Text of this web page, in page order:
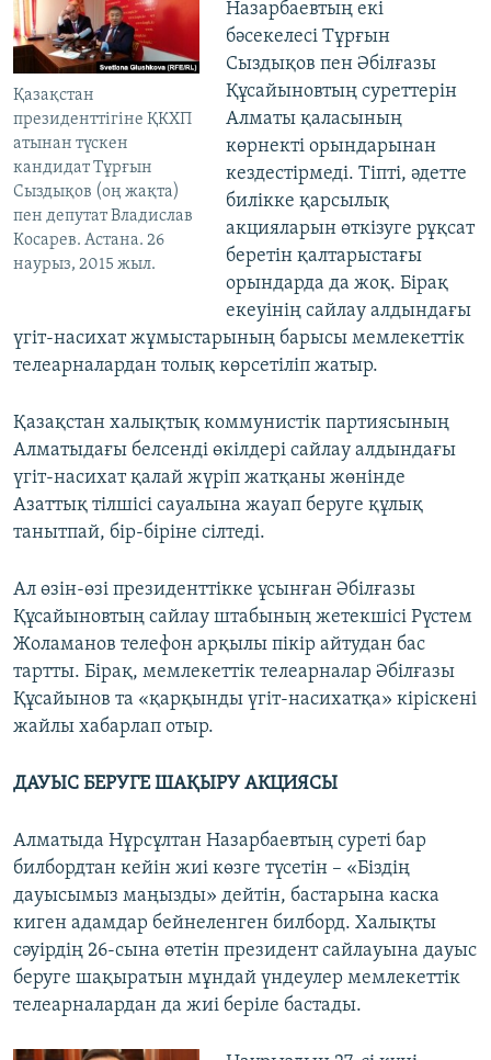
Қазақстан
президенттігіне ҚКХП
атынан түскен
кандидат Тұрғын
Сыздықов (оң жақта)
пен депутат Владислав
Косарев. Aстана. 26
наурыз, 2015 жыл.
Назарбаевтың екі
бәсекелесі Тұрғын
Сыздықов пен Әбілғазы
Құсайыновтың суреттерін
Алматы қаласының
көрнекті орындарынан
кездестірмеді. Тіпті, әдетте
билікке қарсылық
акцияларын өткізуге рұқсат
беретін қалтарыстағы
орындарда да жоқ. Бірақ
екеуінің сайлау алдындағы
үгіт-насихат жұмыстарының барысы мемлекеттік
телеарналардан толық көрсетіліп жатыр.
Қазақстан халықтық коммунистік партиясының
Алматыдағы белсенді өкілдері сайлау алдындағы
үгіт-насихат қалай жүріп жатқаны жөнінде
Азаттық тілшісі сауалына жауап беруге құлық
танытпай, бір-біріне сілтеді.
Ал өзін-өзі президенттікке ұсынған Әбілғазы
Құсайыновтың сайлау штабының жетекшісі Рүстем
Жоламанов телефон арқылы пікір айтудан бас
тартты. Бірақ, мемлекеттік телеарналар Әбілғазы
Құсайынов та «қарқынды үгіт-насихатқа» кіріскені
жайлы хабарлап отыр.
ДАУЫС БЕРУГЕ ШАҚЫРУ АКЦИЯСЫ
Алматыда Нұрсұлтан Назарбаевтың суреті бар
билбордтан кейін жиі көзге түсетін – «Біздің
дауысымыз маңызды» дейтін, бастарына каска
киген адамдар бейнеленген билборд. Халықты
сәуірдің 26-сына өтетін президент сайлауына дауыс
беруге шақыратын мұндай үндеулер мемлекеттік
телеарналардан да жиі беріле бастады.